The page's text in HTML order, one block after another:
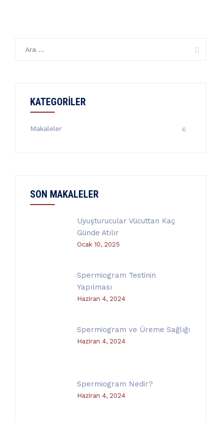
KATEGORILER
Makaleler 6
SON MAKALELER
Uyuşturucular Vücuttan Kaç
Günde Atılır
Ocak 10, 2025
Spermiogram Testinin
Yapılması
Haziran 4, 2024
Spermiogram ve Üreme Sağlığı
Haziran 4, 2024
Spermiogram Nedir?
Haziran 4, 2024